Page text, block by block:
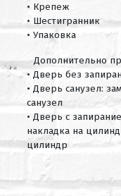
• Крепеж
• Шестигранник
• Упаковка
Дополнительно
• Дверь без
• Дверь санузел:
санузел
• Дверь с
накладка на
цилиндр